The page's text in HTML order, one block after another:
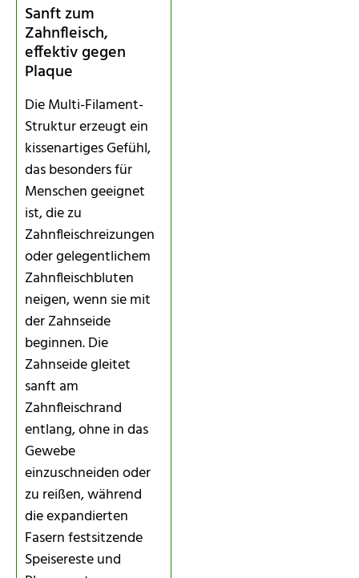
Sanft zum
Zahnfleisch,
effektiv gegen
Plaque
Die Multi-Filament-
Struktur erzeugt ein
kissenartiges Gefühl,
das besonders für
Menschen geeignet
ist, die zu
Zahnfleischreizungen
oder gelegentlichem
Zahnfleischbluten
neigen, wenn sie mit
der Zahnseide
beginnen. Die
Zahnseide gleitet
sanft am
Zahnfleischrand
entlang, ohne in das
Gewebe
einzuschneiden oder
zu reißen, während
die expandierten
Fasern festsitzende
Speisereste und